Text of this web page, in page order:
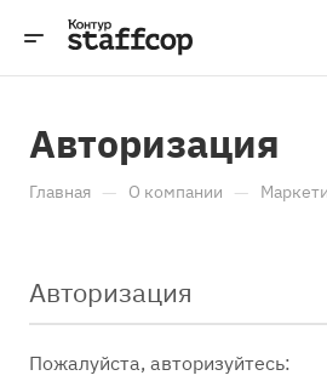
Авторизация
Главная — О компании —
Авторизация
Пожалуйста, авторизуйтесь: